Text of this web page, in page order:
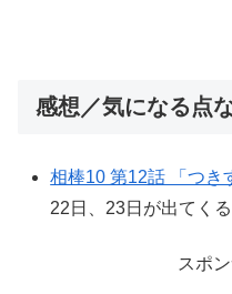
感想／気になる点
相棒10 第12話 「つき
22日、23日が出てくる
スポ